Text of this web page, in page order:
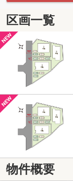
区画一覧
物件概要